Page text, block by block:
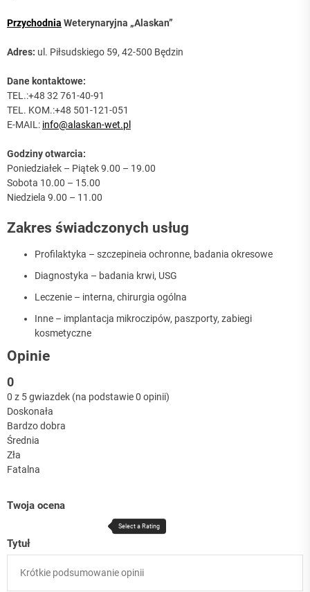
Przychodnia Weterynaryjna „Alaskan”
Adres: ul. Piłsudskiego 59, 42-500 Będzin
Dane kontaktowe:
TEL.:+48 32 761-40-91
TEL. KOM.:+48 501-121-051
E-MAIL: info@alaskan-wet.pl
Godziny otwarcia:
Poniedziałek – Piątek 9.00 – 19.00
Sobota 10.00 – 15.00
Niedziela 9.00 – 11.00
Zakres świadczonych usług
Profilaktyka – szczepineia ochronne, badania okresowe
Diagnostyka – badania krwi, USG
Leczenie – interna, chirurgia ogólna
Inne – implantacja mikroczipów, paszporty, zabiegi
kosmetyczne
Opinie
0
0 z 5 gwiazdek (na podstawie 0 opinii)
Doskonała
Bardzo dobra
Średnia
Zła
Fatalna
Twoja ocena
Tytuł